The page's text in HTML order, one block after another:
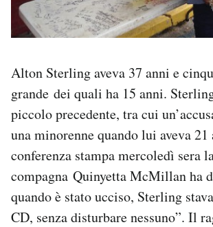
Alton Sterling aveva 37 anni e
grande dei quali ha 15 anni.
piccolo precedente, tra cui
una minorenne quando lui aveva
conferenza stampa mercoledì sera
compagna Quinyetta McMillan ha
quando è stato ucciso, Sterling
CD, senza disturbare nessuno”. Il